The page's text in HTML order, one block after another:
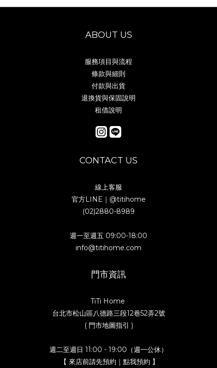
ABOUT US
服務項目與流程
條款與細則
付款與出貨
退換貨與保固說明
租借說明
CONTACT US
線上客服
官方LINE｜ @titihome
(02)2880-8989
週一至週五 09:00-18:00
info@titihome.com
門市資訊
TiTi Home
台北市松山區八德路三段12巷52弄2號
( 門市地圖指引 )
週二至週日 11:00 - 19:00（週一公休）
【 來店前請先預約｜點我預約 】